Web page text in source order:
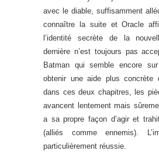
avec le diable, suffisamment
connaître la suite et Oracle
l’identité secrète de la
dernière n’est toujours pas
Batman qui semble encore
obtenir une aide plus concrète
dans ces deux chapitres, les
avancent lentement mais
a sa propre façon d’agir et
(alliés comme ennemis).
particulièrement réussie.